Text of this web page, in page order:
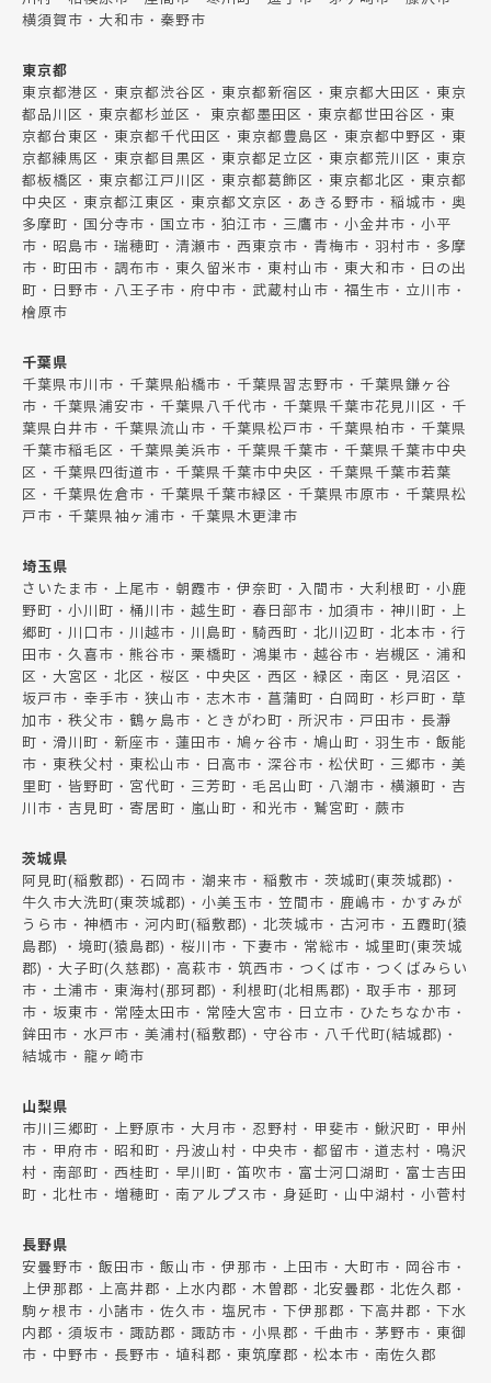
横須賀市・大和市・秦野市
東京都
東京都港区・東京都渋谷区・東京都新宿区・東京都大田区・東京
都品川区・東京都杉並区・ 東京都墨田区・東京都世田谷区・東
京都台東区・東京都千代田区・東京都豊島区・東京都中野区・東
京都練馬区・東京都目黒区・東京都足立区・東京都荒川区・東京
都板橋区・東京都江戸川区・東京都葛飾区・東京都北区・東京都
中央区・東京都江東区・東京都文京区・あきる野市・稲城市・奥
多摩町・国分寺市・国立市・狛江市・三鷹市・小金井市・小平
市・昭島市・瑞穂町・清瀬市・西東京市・青梅市・羽村市・多摩
市・町田市・調布市・東久留米市・東村山市・東大和市・日の出
町・日野市・八王子市・府中市・武蔵村山市・福生市・立川市・
檜原市
千葉県
千葉県市川市・千葉県船橋市・千葉県習志野市・千葉県鎌ヶ谷
市・千葉県浦安市・千葉県八千代市・千葉県千葉市花見川区・千
葉県白井市・千葉県流山市・千葉県松戸市・千葉県柏市・千葉県
千葉市稲毛区・千葉県美浜市・千葉県千葉市・千葉県千葉市中央
区・千葉県四街道市・千葉県千葉市中央区・千葉県千葉市若葉
区・千葉県佐倉市・千葉県千葉市緑区・千葉県市原市・千葉県松
戸市・千葉県袖ヶ浦市・千葉県木更津市
埼玉県
さいたま市・上尾市・朝霞市・伊奈町・入間市・大利根町・小鹿
野町・小川町・桶川市・越生町・春日部市・加須市・神川町・上
郷町・川口市・川越市・川島町・騎西町・北川辺町・北本市・行
田市・久喜市・熊谷市・栗橋町・鴻巣市・越谷市・岩槻区・浦和
区・大宮区・北区・桜区・中央区・西区・緑区・南区・見沼区・
坂戸市・幸手市・狭山市・志木市・菖蒲町・白岡町・杉戸町・草
加市・秩父市・鶴ヶ島市・ときがわ町・所沢市・戸田市・長瀞
町・滑川町・新座市・蓮田市・鳩ヶ谷市・鳩山町・羽生市・飯能
市・東秩父村・東松山市・日高市・深谷市・松伏町・三郷市・美
里町・皆野町・宮代町・三芳町・毛呂山町・八潮市・横瀬町・吉
川市・吉見町・寄居町・嵐山町・和光市・鷲宮町・蕨市
茨城県
阿見町(稲敷郡)・石岡市・潮来市・稲敷市・茨城町(東茨城郡)・
牛久市大洗町(東茨城郡)・小美玉市・笠間市・鹿嶋市・かすみが
うら市・神栖市・河内町(稲敷郡)・北茨城市・古河市・五霞町(猿
島郡) ・境町(猿島郡)・桜川市・下妻市・常総市・城里町(東茨城
郡)・大子町(久慈郡)・高萩市・筑西市・つくば市・つくばみらい
市・土浦市・東海村(那珂郡)・利根町(北相馬郡)・取手市・那珂
市・坂東市・常陸太田市・常陸大宮市・日立市・ひたちなか市・
鉾田市・水戸市・美浦村(稲敷郡)・守谷市・八千代町(結城郡)・
結城市・龍ヶ崎市
山梨県
市川三郷町・上野原市・大月市・忍野村・甲斐市・鰍沢町・甲州
市・甲府市・昭和町・丹波山村・中央市・都留市・道志村・鳴沢
村・南部町・西桂町・早川町・笛吹市・富士河口湖町・富士吉田
町・北杜市・増穂町・南アルプス市・身延町・山中湖村・小菅村
長野県
安曇野市・飯田市・飯山市・伊那市・上田市・大町市・岡谷市・
上伊那郡・上高井郡・上水内郡・木曽郡・北安曇郡・北佐久郡・
駒ヶ根市・小諸市・佐久市・塩尻市・下伊那郡・下高井郡・下水
内郡・須坂市・諏訪郡・諏訪市・小県郡・千曲市・茅野市・東御
市・中野市・長野市・埴科郡・東筑摩郡・松本市・南佐久郡